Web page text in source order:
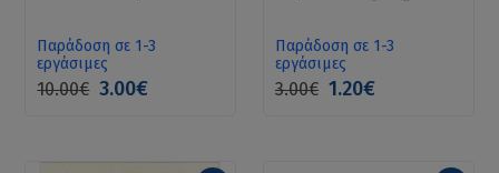
Παράδοση σε 1-3
εργάσιμες
10.00€ 3.00€
Παράδοση σε 1-3
εργάσιμες
3.00€ 1.20€